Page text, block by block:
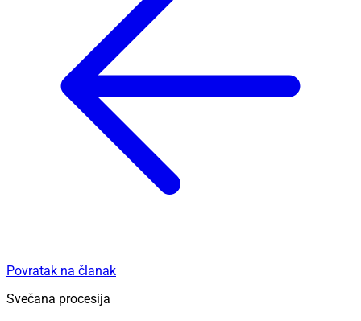
Povratak na članak
Svečana procesija